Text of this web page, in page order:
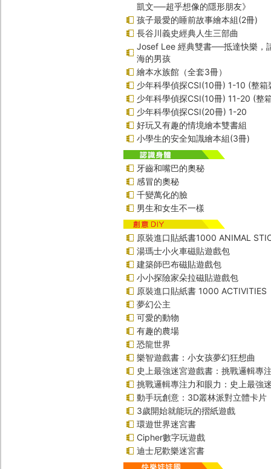
凱文──超乎想像的隱形朋友》
孩子最愛的睡前故事繪本組(2冊)
長谷川義史經典人生三部曲
Josef Lee 經典雙書──抵達快樂，
海的男孩
繪本水族館（全套3冊）
少年科學偵探CSI(10冊) 1-10 (整箱
少年科學偵探CSI(10冊) 11-20 (整
少年科學偵探CSI(20冊) 1-20
好玩又有趣的情境繪本雙書組
小學生的安全知識繪本組(3冊)
牙齒和嘴巴的奧秘
感冒的奧秘
千變萬化的臉
男生和女生不一樣
原裝進口貼紙書1000 ANIMAL
湯瑪士小火車磁貼遊戲包
建築師巴布磁貼遊戲包
小小探險家朵拉磁貼遊戲包
原裝進口貼紙書 1000 ACTIVITIES
夢幻公主
可愛的動物
有趣的農場
恐龍世界
樂智遊戲書：小女孩夢幻狂想曲
史上最強迷宮遊戲書：挑戰邏輯專
挑戰邏輯專注力和眼力：史上最強
動手玩創意：3D叢林派對立體卡片
3歲開始就能玩的摺紙遊戲
環遊世界迷宮書
Cipher數字玩遊戲
迪士尼歡樂迷宮書